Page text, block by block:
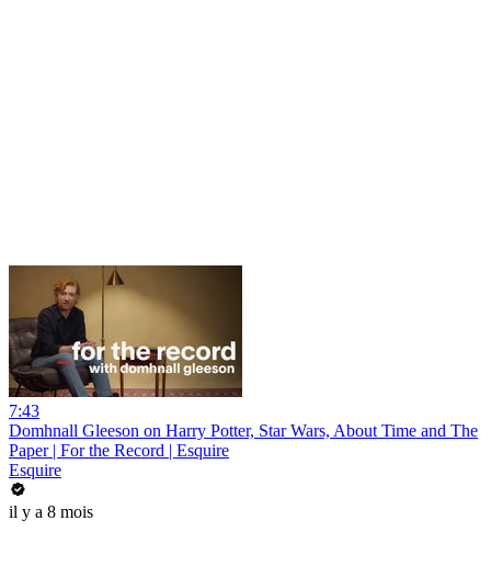
7:43
Domhnall Gleeson on Harry Potter, Star Wars, About Time and The
Paper | For the Record | Esquire
Esquire
il y a 8 mois